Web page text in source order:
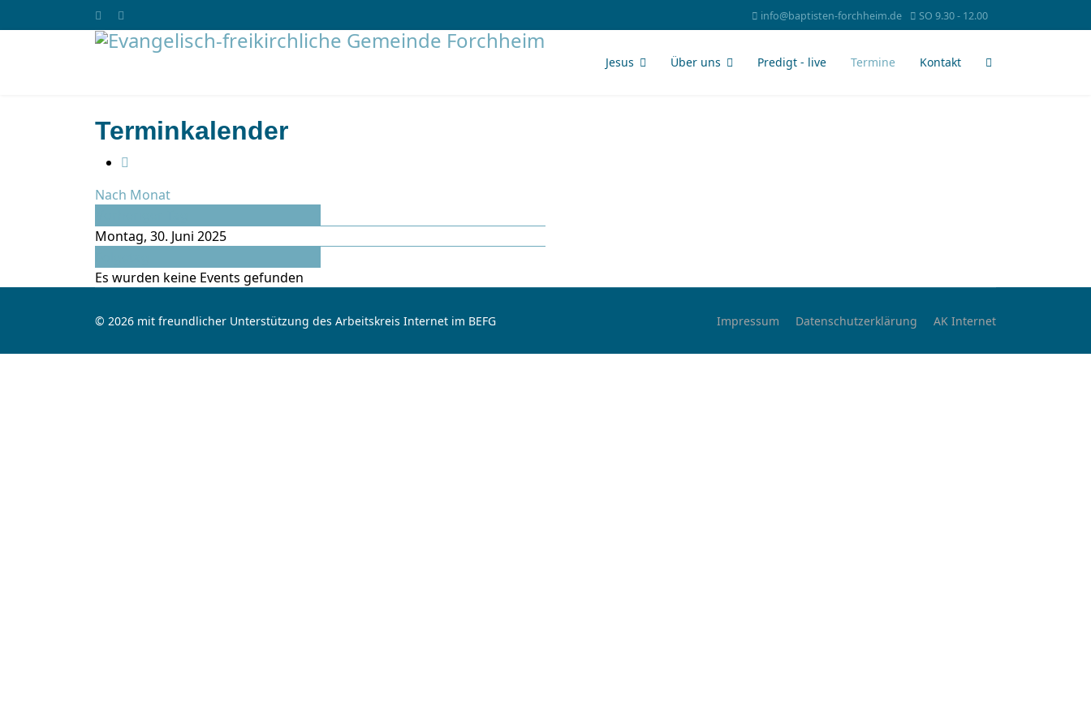
info@baptisten-forchheim.de SO 9.30 - 12.00
Jesus Über uns Predigt - live Termine Kontakt
Terminkalender
Nach Monat
Montag, 30. Juni 2025
Es wurden keine Events gefunden
© 2026 mit freundlicher Unterstützung des Arbeitskreis Internet im BEFG Impressum Datenschutzerklärung AK Internet